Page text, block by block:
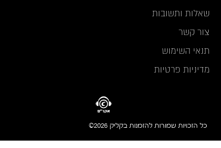
שאלות ותשובות
צור קשר
תנאי השימוש
מדיניות פרטיות
כל הזכויות שמורות להזמנות בקליק 2026©